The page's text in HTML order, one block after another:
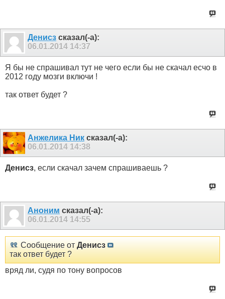
Денисз сказал(-а):
06.01.2014 14:37
Я бы не спрашивал тут не чего если бы не скачал есчо в
2012 году мозги включи !
так ответ будет ?
Анжелика Ник сказал(-а):
06.01.2014 14:38
Денисз, если скачал зачем спрашиваешь ?
Аноним сказал(-а):
06.01.2014 14:55
Сообщение от Денисз
так ответ будет ?
вряд ли, судя по тону вопросов